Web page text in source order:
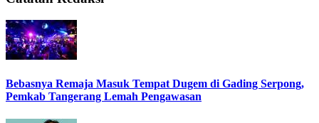
Bebasnya Remaja Masuk Tempat Dugem di Gading Serpong,
Pemkab Tangerang Lemah Pengawasan